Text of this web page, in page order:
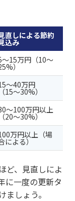
直しによる節約
込み
〜15万円（10〜
）
〜40万円
（15〜30%）
〜100万円以上
（20〜30%）
万円以上（場
による）
ど、見直しによ
に一度の更新タ
しょう。